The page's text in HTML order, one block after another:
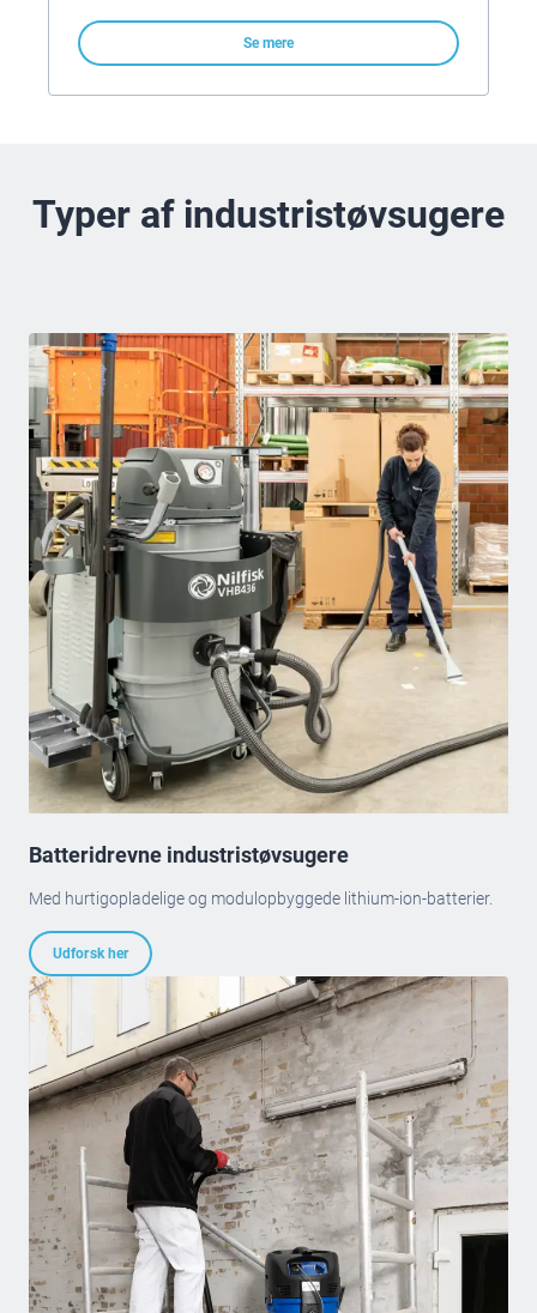
Se mere
Typer af industristøvsugere
Batteridrevne industristøvsugere
Med hurtigopladelige og modulopbyggede lithium-ion-batterier.
Udforsk her